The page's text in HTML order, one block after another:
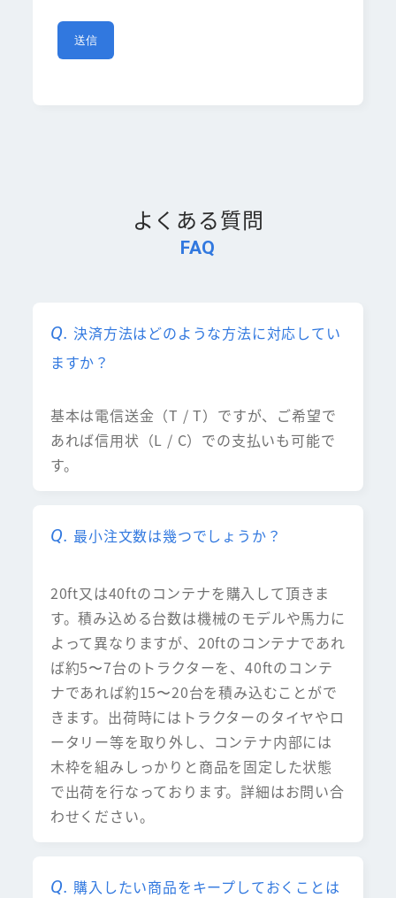
FAQ
よくある質問
決済方法はどのような方法に対応してい
ますか？
基本は電信送金（T / T）ですが、ご希望で
あれば信用状（L / C）での支払いも可能で
す。
最小注文数は幾つでしょうか？
20ft又は40ftのコンテナを購入して頂きま
す。積み込める台数は機械のモデルや馬力に
よって異なりますが、20ftのコンテナであれ
ば約5〜7台のトラクターを、40ftのコンテ
ナであれば約15〜20台を積み込むことがで
きます。出荷時にはトラクターのタイヤやロ
ータリー等を取り外し、コンテナ内部には
木枠を組みしっかりと商品を固定した状態
で出荷を行なっております。詳細はお問い合
わせください。
購入したい商品をキープしておくことは